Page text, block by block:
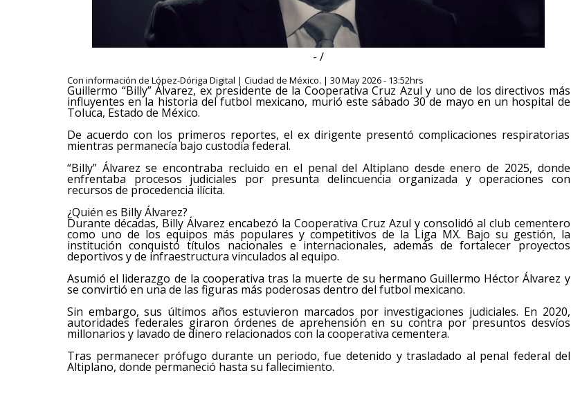
- /
Con información de López-Dóriga Digital | Ciudad de México. | 30 May 2026 - 13:52hrs
Guillermo “Billy” Álvarez, ex presidente de la Cooperativa Cruz Azul y uno de los directivos más
influyentes en la historia del futbol mexicano, murió este sábado 30 de mayo en un hospital de
Toluca, Estado de México.
De acuerdo con los primeros reportes, el ex dirigente presentó complicaciones respiratorias
mientras permanecía bajo custodia federal.
“Billy” Álvarez se encontraba recluido en el penal del Altiplano desde enero de 2025, donde
enfrentaba procesos judiciales por presunta delincuencia organizada y operaciones con
recursos de procedencia ilícita.
¿Quién es Billy Álvarez?
Durante décadas, Billy Álvarez encabezó la Cooperativa Cruz Azul y consolidó al club cementero
como uno de los equipos más populares y competitivos de la Liga MX. Bajo su gestión, la
institución conquistó títulos nacionales e internacionales, además de fortalecer proyectos
deportivos y de infraestructura vinculados al equipo.
Asumió el liderazgo de la cooperativa tras la muerte de su hermano Guillermo Héctor Álvarez y
se convirtió en una de las figuras más poderosas dentro del futbol mexicano.
Sin embargo, sus últimos años estuvieron marcados por investigaciones judiciales. En 2020,
autoridades federales giraron órdenes de aprehensión en su contra por presuntos desvíos
millonarios y lavado de dinero relacionados con la cooperativa cementera.
Tras permanecer prófugo durante un periodo, fue detenido y trasladado al penal federal del
Altiplano, donde permaneció hasta su fallecimiento.